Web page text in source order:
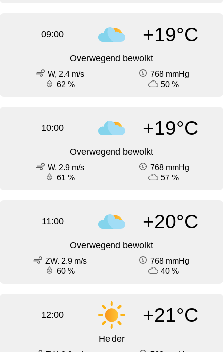
09:00 +19°C
Overwegend bewolkt
W, 2.4 m/s
768 mmHg
62 %
50 %
10:00 +19°C
Overwegend bewolkt
W, 2.9 m/s
768 mmHg
61 %
57 %
11:00 +20°C
Overwegend bewolkt
ZW, 2.9 m/s
768 mmHg
60 %
40 %
12:00 +21°C
Helder